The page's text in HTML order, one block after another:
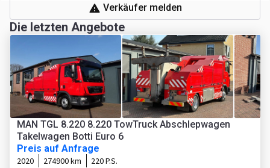
Verkäufer melden
Die letzten Angebote
MAN TGL 8.220 8.220 TowTruck Abschlepwagen
Takelwagen Botti Euro 6
Preis auf Anfrage
2020 274900 km
220 P.S.